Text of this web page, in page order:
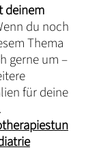
deinem
du noch
Thema
gerne um –
für deine